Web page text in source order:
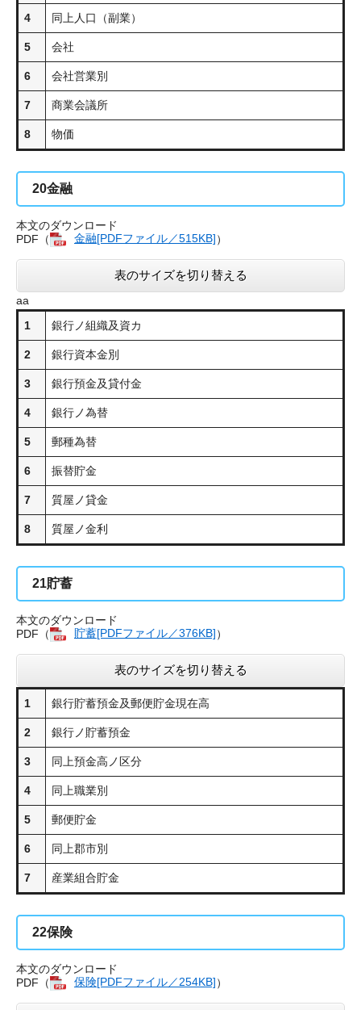
4 同上人口（副業）
5 会社
6 会社営業別
7 商業会議所
8 物価
20金融
本文のダウンロード
PDF（
金融[PDFファイル／515KB]）
表のサイズを切り替える
aa
1
銀行ノ組織及資カ
2 銀行資本金別
3 銀行預金及貸付金
4 銀行ノ為替
5 郵種為替
6 振替貯金
7 質屋ノ貸金
8 質屋ノ金利
21貯蓄
本文のダウンロード
PDF（
貯蓄[PDFファイル／376KB]）
表のサイズを切り替える
1 銀行貯蓄預金及郵便貯金現在高
2 銀行ノ貯蓄預金
3 同上預金高ノ区分
4 同上職業別
5 郵便貯金
6 同上郡市別
7 産業組合貯金
22保険
本文のダウンロード
PDF（
保険[PDFファイル／254KB]）